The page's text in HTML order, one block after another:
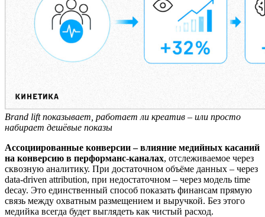
Brand lift показывает, работает ли креатив – или просто
набирает дешёвые показы
Ассоциированные конверсии – влияние медийных касаний
на конверсию в перформанс-каналах, отслеживаемое через
сквозную аналитику. При достаточном объёме данных – через
data-driven attribution, при недостаточном – через модель time
decay. Это единственный способ показать финансам прямую
связь между охватным размещением и выручкой. Без этого
медийка всегда будет выглядеть как чистый расход.